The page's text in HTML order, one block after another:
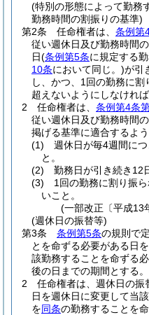
(特別の形態によって勤務
勤務時間の割振りの基準)
第2条
任命権者は、 条例第
従い週休日及び勤務時間
日(条例第5条に規定する勤
10条において同じ。)が引
し、かつ、1回の勤務に
超えないようにしなければ
2
任命権者は、 条例第4条
従い週休日及び勤務時間
掲げる基準に適合するよ
(1)
週休日が毎4週間に
と。
(2)
勤務日が引き続き12
(3)
1回の勤務に割り振
いこと。
(一部改正〔平成13
(週休日の振替等)
第3条
条例第5条の規則で
とを命ずる必要がある日
該勤務することを命ずる
後の日までの期間とする。
2
任命権者は、週休日の振
日を週休日に変更して当
を同条の勤務することを